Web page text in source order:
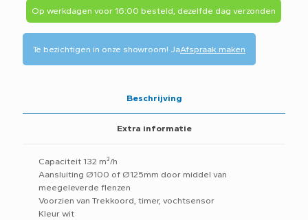
aantal
Op werkdagen voor 16:00 besteld, dezelfde dag verzonden
Te bezichtigen in onze showroom! JaAfspraak maken
Beschrijving
Extra informatie
Capaciteit 132 m³/h
Aansluiting Ø100 of Ø125mm door middel van
meegeleverde flenzen
Voorzien van Trekkoord, timer, vochtsensor
Kleur wit